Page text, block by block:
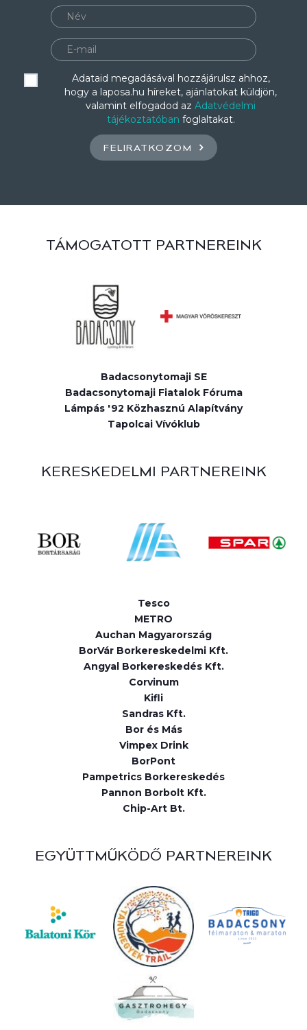
Adataid megadásával hozzájárulsz ahhoz,
hogy a laposa.hu híreket, ajánlatokat küldjön,
valamint elfogadod az Adatvédelmi
tájékoztatóban foglaltakat.
FELIRATKOZOM
TÁMOGATOTT PARTNEREINK
Badacsonytomaji SE
Badacsonytomaji Fiatalok Fóruma
Lámpás '92 Közhasznú Alapítvány
Tapolcai Vívóklub
KERESKEDELMI PARTNEREINK
Tesco
METRO
Auchan Magyarország
BorVár Borkereskedelmi Kft.
Angyal Borkereskedés Kft.
Corvinum
Kifli
Sandras Kft.
Bor és Más
Vimpex Drink
BorPont
Pampetrics Borkereskedés
Pannon Borbolt Kft.
Chip-Art Bt.
EGYÜTTMŰKÖDŐ PARTNEREINK